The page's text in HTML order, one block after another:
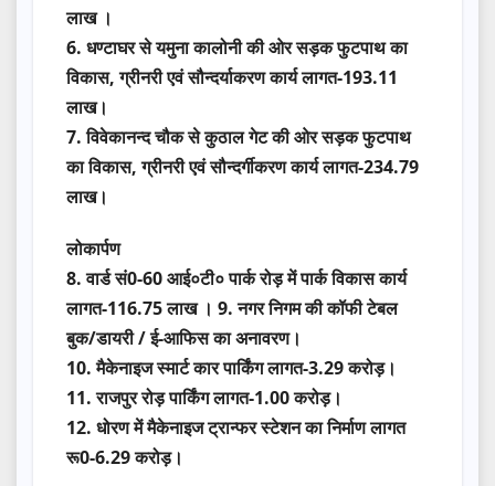
लाख ।
6. धण्टाघर से यमुना कालोनी की ओर सड़क फुटपाथ का
विकास, ग्रीनरी एवं सौन्दर्याकरण कार्य लागत-193.11
लाख।
7. विवेकानन्द चौक से कुठाल गेट की ओर सड़क फुटपाथ
का विकास, ग्रीनरी एवं सौन्दर्गीकरण कार्य लागत-234.79
लाख।
लोकार्पण
8. वार्ड सं0-60 आई०टी० पार्क रोड़ में पार्क विकास कार्य
लागत-116.75 लाख । 9. नगर निगम की कॉफी टेबल
बुक/डायरी / ई-आफिस का अनावरण।
10. मैकेनाइज स्मार्ट कार पार्किंग लागत-3.29 करोड़।
11. राजपुर रोड़ पार्किंग लागत-1.00 करोड़।
12. धोरण में मैकेनाइज ट्रान्फर स्टेशन का निर्माण लागत
रू0-6.29 करोड़।